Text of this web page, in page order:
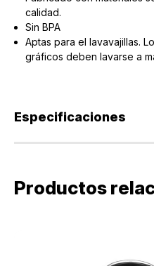
calidad.
Sin BPA
Aptas para el lavavajillas.
gráficos deben lavarse a
Especificaciones
Productos